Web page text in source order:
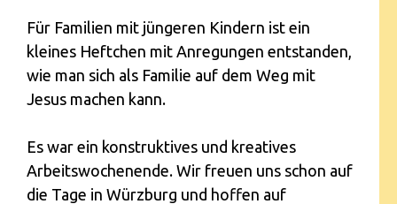
Für Familien mit jüngeren Kindern ist ein
kleines Heftchen mit Anregungen entstanden,
wie man sich als Familie auf dem Weg mit
Jesus machen kann.
Es war ein konstruktives und kreatives
Arbeitswochenende. Wir freuen uns schon auf
die Tage in Würzburg und hoffen auf